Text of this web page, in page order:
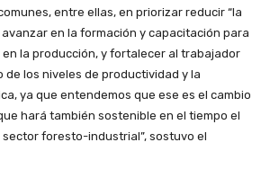
entre ellas, en priorizar reducir “la
en la formación y capacitación para
la producción, y fortalecer al trabajador
de los niveles de productividad y la
ya que entendemos que ese es el cambio
hará también sostenible en el tiempo el
foresto-industrial”, sostuvo el